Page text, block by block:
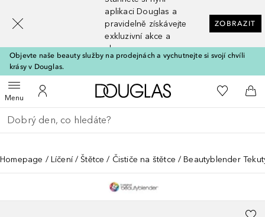
aplikaci Douglas a
pravidelně získávejte
exkluzivní akce a
slevy
ZOBRAZIT
Objevte naše beauty služby na prodejnách a vychutnejte si svojí chvíli
krásy v Douglas.
MenuOtevřít menuK mému účtu
Domů K mému
Do
Vraťte se
Proveďte vyhledávání
Homepage Líčení Štětce Čističe na štětce Beautyblender
[navigation.slideout.screenreader]